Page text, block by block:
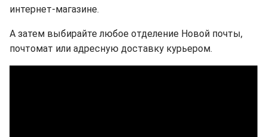
интернет-магазине.
А затем выбирайте любое отделение Новой почты,
почтомат или адресную доставку курьером.